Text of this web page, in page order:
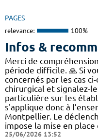
PAGES
relevance: 100%
Infos &
Merci de
période difficile. 🙏 Si
concernés par les cas
chirurgical et signalez-
particulière sur les
s'applique donc à
Montpellier. Le
impose la mise en
25/06/2026 13:52